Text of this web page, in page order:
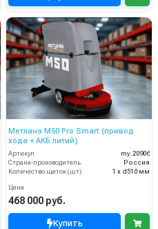
Метлана М50 Pro Smart (привод
хода + АКБ литий)
Артикул
my.20906
Страна-производитель
Россия
Количество щеток (шт)
1 х d510 мм
Цена
468 000 руб.
Купить